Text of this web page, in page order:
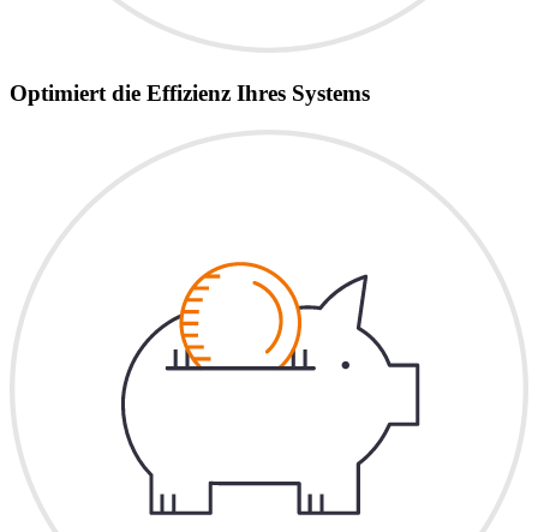
Optimiert die Effizienz Ihres Systems